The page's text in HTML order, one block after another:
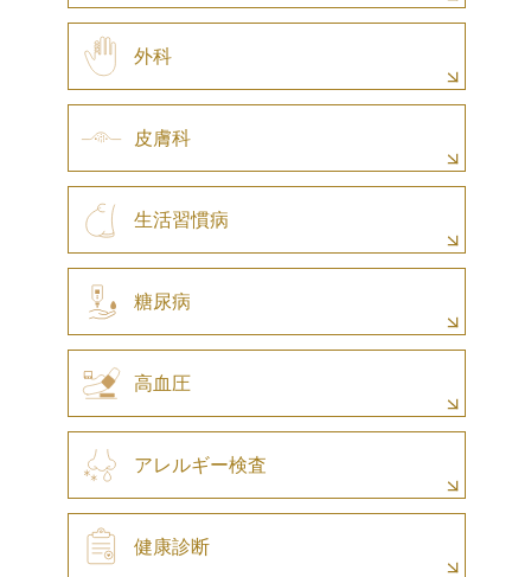
外科
皮膚科
生活習慣病
糖尿病
高血圧
アレルギー検査
健康診断